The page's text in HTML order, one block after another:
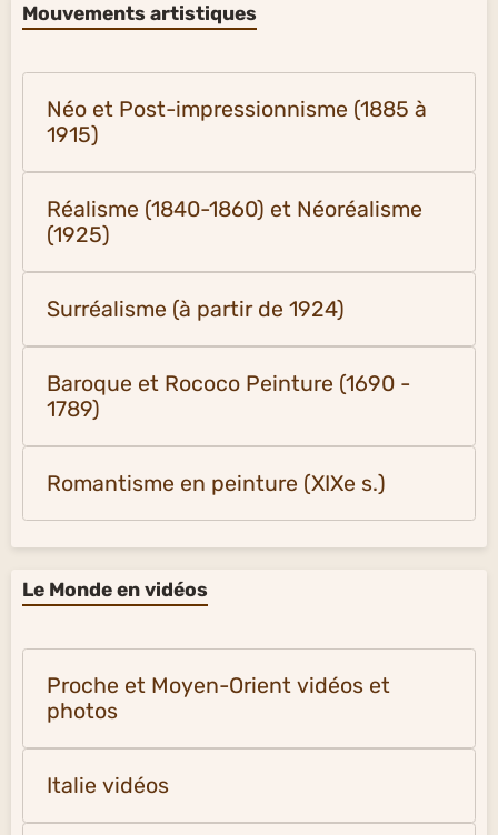
Mouvements artistiques
Néo et Post-impressionnisme (1885 à
1915)
Réalisme (1840-1860) et Néoréalisme
(1925)
Surréalisme (à partir de 1924)
Baroque et Rococo Peinture (1690 -
1789)
Romantisme en peinture (XIXe s.)
Le Monde en vidéos
Proche et Moyen-Orient vidéos et
photos
Italie vidéos